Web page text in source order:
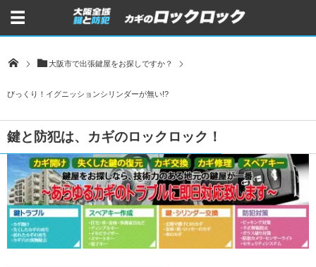
大阪市で出張鍵屋をお探しですか？
びっくり！イグニッションシリンダーが無い!?
鍵と防犯は、カギのロックロック！